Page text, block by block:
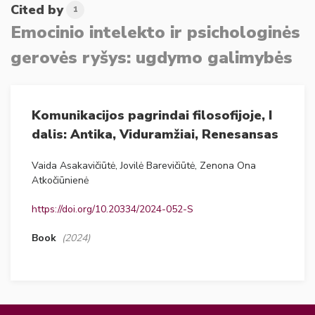
Cited by 1
Emocinio intelekto ir psichologinės
gerovės ryšys: ugdymo galimybės
Komunikacijos pagrindai filosofijoje, I
dalis: Antika, Viduramžiai, Renesansas
Vaida Asakavičiūtė, Jovilė Barevičiūtė, Zenona Ona
Atkočiūnienė
https://doi.org/10.20334/2024-052-S
Book (2024)